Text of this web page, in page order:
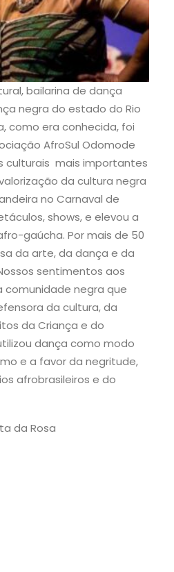
bailarina de dança
negra do estado do Rio
como era conhecida, foi
AfroSul Odomode
culturais mais importantes
da cultura negra
no Carnaval de
shows, e elevou a
gaúcha. Por mais de 50
da arte, da dança e da
sentimentos aos
comunidade negra que
da cultura, da
da Criança e do
dança como modo
e a favor da negritude,
afrobrasileiros e do
da Rosa